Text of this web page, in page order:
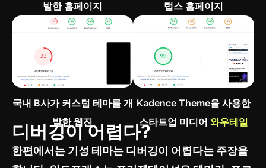
발한 홈페이지 랩스 홈페이지
국내 B사가 커스텀 테마를 개
발한 웹진
Kadence Theme을 사용한
스타트업 미디어 와우테일
디버깅이 어렵다?
한편에서는 기성 테마는 디버깅이 어렵다는 주장을